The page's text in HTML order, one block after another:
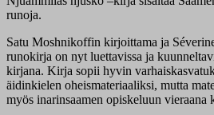
runoja.
Satu Moshnikoffin kirjoittama ja
runokirja on nyt luettavissa ja
kirjana. Kirja sopii hyvin
äidinkielen oheismateriaaliksi, mutta
myös inarinsaamen opiskeluun vieraana